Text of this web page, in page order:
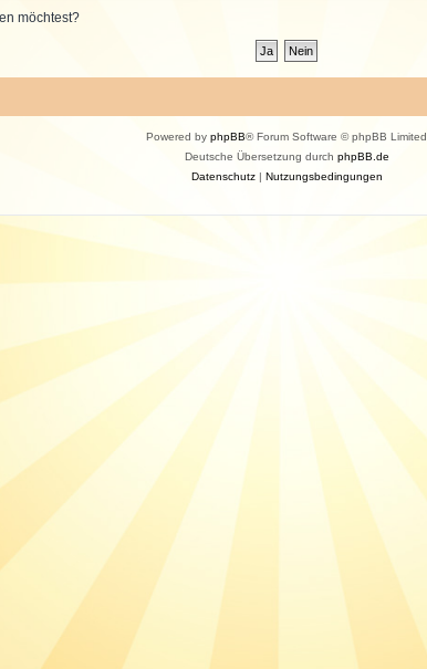
möchtest?
Powered by phpBB® Forum Software © phpBB Limited
Deutsche Übersetzung durch phpBB.de
Datenschutz| Nutzungsbedingungen